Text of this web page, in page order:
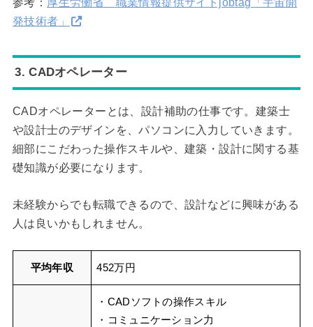
参考： 厚生労働省 職業情報提供サイトjobtag「宇宙開
発技術者」
3. CADオペレーター
CADオペレーターとは、設計補助の仕事です。建築士
や設計士のデザインを、パソコンに入力していきます。
細部にこだわった操作スキルや、建築・設計に関する基
礎知識が必要になります。
未経験からでも転職できるので、設計などに興味がある
人は良いかもしれません。
平均年収 452万円
・CADソフトの操作スキル
・コミュニケーション力